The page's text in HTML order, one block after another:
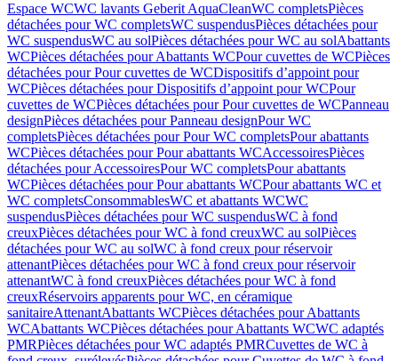
Espace WCWC lavants Geberit AquaCleanWC completsPièces
détachées pour WC completsWC suspendusPièces détachées pour
WC suspendusWC au solPièces détachées pour WC au solAbattants
WCPièces détachées pour Abattants WCPour cuvettes de WCPièces
détachées pour Pour cuvettes de WCDispositifs d’appoint pour
WCPièces détachées pour Dispositifs d’appoint pour WCPour
cuvettes de WCPièces détachées pour Pour cuvettes de WCPanneau
designPièces détachées pour Panneau designPour WC
completsPièces détachées pour Pour WC completsPour abattants
WCPièces détachées pour Pour abattants WCAccessoiresPièces
détachées pour AccessoiresPour WC completsPour abattants
WCPièces détachées pour Pour abattants WCPour abattants WC et
WC completsConsommablesWC et abattants WCWC
suspendusPièces détachées pour WC suspendusWC à fond
creuxPièces détachées pour WC à fond creuxWC au solPièces
détachées pour WC au solWC à fond creux pour réservoir
attenantPièces détachées pour WC à fond creux pour réservoir
attenantWC à fond creuxPièces détachées pour WC à fond
creuxRéservoirs apparents pour WC, en céramique
sanitaireAttenantAbattants WCPièces détachées pour Abattants
WCAbattants WCPièces détachées pour Abattants WCWC adaptés
PMRPièces détachées pour WC adaptés PMRCuvettes de WC à